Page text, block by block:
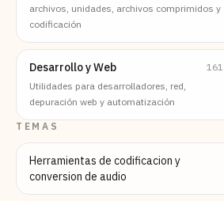
archivos, unidades, archivos comprimidos y
codificación
Desarrollo y Web
161
Utilidades para desarrolladores, red,
depuración web y automatización
TEMAS
Herramientas de codificacion y
conversion de audio